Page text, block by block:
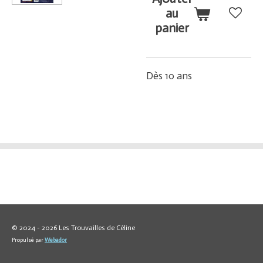
au
panier
Dès 10 ans
© 2024 - 2026 Les Trouvailles de Céline
Propulsé parWebador